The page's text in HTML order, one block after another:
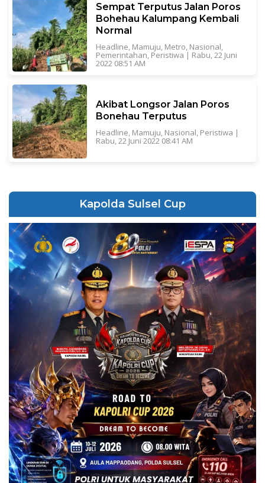
Sempat Terputus Jalan Poros
Bohehau Kalumpang Kembali
Normal
Headline, Mamuju, Metro, Nasional,
Pemerintahan, Peristiwa | Rabu, 22 Juni
2022 08:51 AM
Akibat Longsor Jalan Poros
Bonehau Terputus
Headline Mamuju Nasional Peristiwa |
Rabu, 22 Juni 2022 08:41 AM
Kapolda Sulsel Cup